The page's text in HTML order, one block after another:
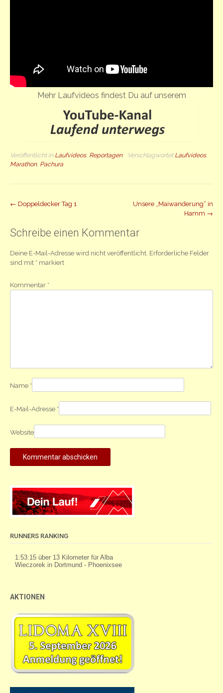
Mehr Laufvideos findest Du auf unserem
Veröffentlicht in Laufvideos, Reportagen Verschlagwortet Laufvideos,
Marathon, Pachura
Beitrag
← Doppeldecker Tag 1
Unsere „Maiwanderung“ in
Hamm →
Schreibe einen Kommentar
Deine E-Mail-Adresse wird nicht veröffentlicht. Erforderliche Felder
sind mit * markiert
Kommentar *
Name *
E-Mail-Adresse *
Website
RUNNERS RANKING
AKTIONEN